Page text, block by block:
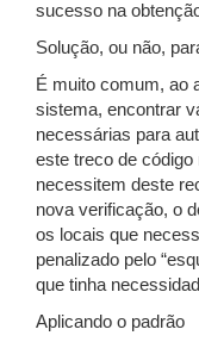
sucesso na
Solução, ou não,
É muito comum, ao
sistema, encontrar
necessárias para
este treco de
necessitem deste
nova verificação, o
os locais que
penalizado pelo
que tinha
Aplicando o padrão